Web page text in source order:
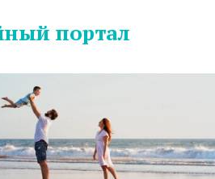
портал